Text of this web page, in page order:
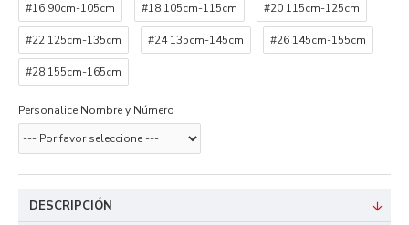
#16 90cm-105cm
#18 105cm-115cm #20 115cm-125cm
#22 125cm-135cm #24 135cm-145cm #26 145cm-155cm
#28 155cm-165cm
Personalice Nombre y Número
DESCRIPCIÓN